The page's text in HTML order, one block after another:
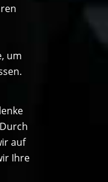
um
auf
Ihre